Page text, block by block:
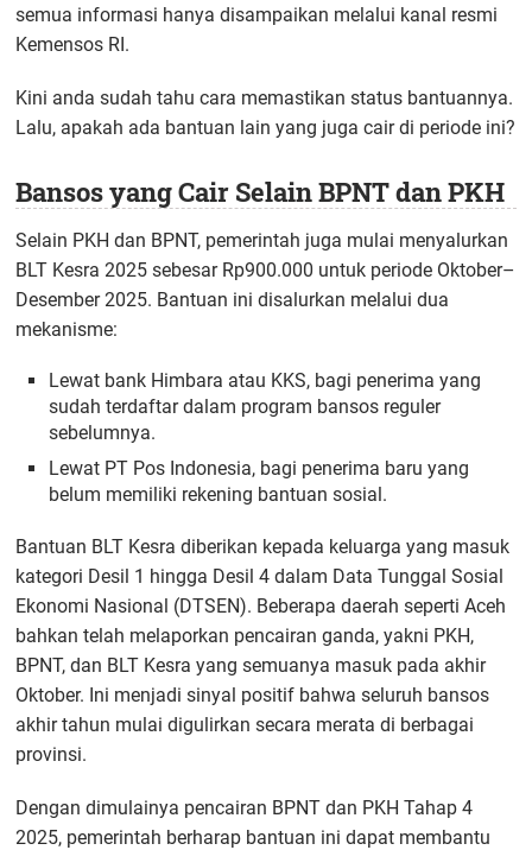
semua informasi hanya disampaikan melalui kanal resmi
Kemensos RI.
Kini anda sudah tahu cara memastikan status bantuannya.
Lalu, apakah ada bantuan lain yang juga cair di periode ini?
Bansos yang Cair Selain BPNT dan PKH
Selain PKH dan BPNT, pemerintah juga mulai menyalurkan
BLT Kesra 2025 sebesar Rp900.000 untuk periode Oktober–
Desember 2025. Bantuan ini disalurkan melalui dua
mekanisme:
Lewat bank Himbara atau KKS, bagi penerima yang
sudah terdaftar dalam program bansos reguler
sebelumnya.
Lewat PT Pos Indonesia, bagi penerima baru yang
belum memiliki rekening bantuan sosial.
Bantuan BLT Kesra diberikan kepada keluarga yang masuk
kategori Desil 1 hingga Desil 4 dalam Data Tunggal Sosial
Ekonomi Nasional (DTSEN). Beberapa daerah seperti Aceh
bahkan telah melaporkan pencairan ganda, yakni PKH,
BPNT, dan BLT Kesra yang semuanya masuk pada akhir
Oktober. Ini menjadi sinyal positif bahwa seluruh bansos
akhir tahun mulai digulirkan secara merata di berbagai
provinsi.
Dengan dimulainya pencairan BPNT dan PKH Tahap 4
2025, pemerintah berharap bantuan ini dapat membantu